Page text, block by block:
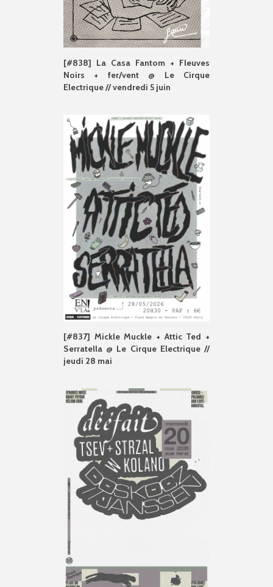
[#838] La Casa Fantom + Fleuves
Noirs + fer/vent @ Le Cirque
Electrique // vendredi 5 juin
[#837] Mickle Muckle + Attic Ted +
Serratella @ Le Cirque Electrique //
jeudi 28 mai